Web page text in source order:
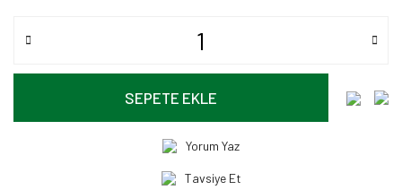
SEPETE EKLE
Yorum Yaz
Tavsiye Et